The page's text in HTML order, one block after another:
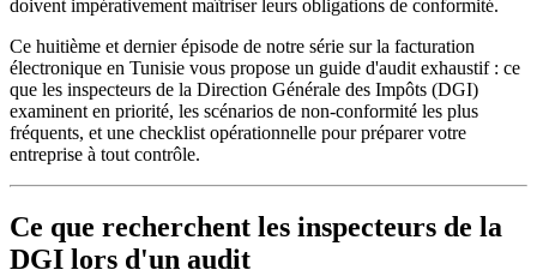
doivent impérativement maîtriser leurs obligations de conformité.
Ce huitième et dernier épisode de notre série sur la facturation
électronique en Tunisie vous propose un guide d'audit exhaustif : ce
que les inspecteurs de la Direction Générale des Impôts (DGI)
examinent en priorité, les scénarios de non-conformité les plus
fréquents, et une checklist opérationnelle pour préparer votre
entreprise à tout contrôle.
Ce que recherchent les inspecteurs de la
DGI lors d'un audit